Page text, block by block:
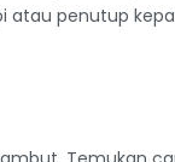
penutup